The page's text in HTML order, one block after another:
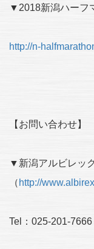
▼2018新潟ハーフ
http://n-
【お問い合わせ】
▼新潟アルビレッ
（ http://
Tel：025-201-7666